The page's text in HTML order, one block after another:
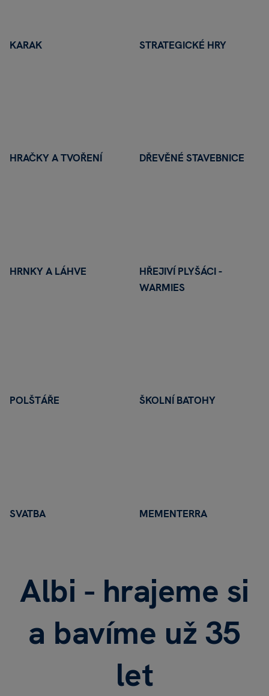
5 VODNÍCH AKTIVIT
Zábava pro celou rodinu
KARAK STRATEGICKÉ HRY
HRAČKY A TVOŘENÍ DŘEVĚNÉ STAVEBNICE
HRNKY A LÁHVE
HŘEJIVÍ PLYŠÁCI -
WARMIES
POLŠTÁŘE ŠKOLNÍ BATOHY
SVATBA MEMENTERRA
Albi - hrajeme si
a bavíme už 35
let